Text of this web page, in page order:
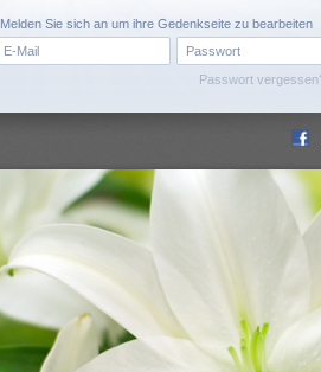
Passwort
Melden Sie sich an um ihre Gedenkseite zu bearbeiten